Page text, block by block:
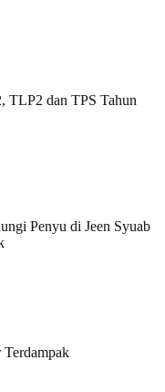
TLP2 dan TPS Tahun
Penyu di Jeen Syuab